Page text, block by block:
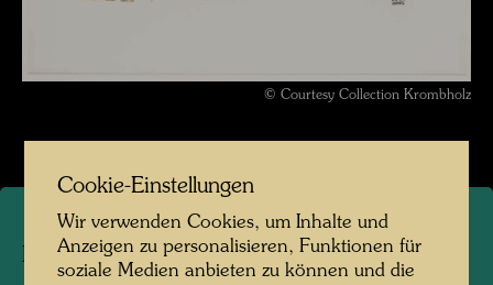
© Courtesy Collection Krombholz
HWG 67
Cookie-Einstellungen
Wir verwenden Cookies, um Inhalte und
Anzeigen zu personalisieren, Funktionen für
soziale Medien anbieten zu können und die